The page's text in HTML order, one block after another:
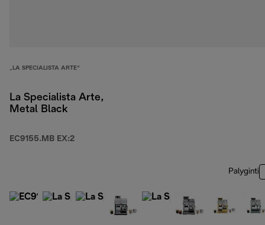
„LA SPECIALISTA ARTE“
La Specialista Arte,
Metal Black
EC9155.MB EX:2
Palyginti